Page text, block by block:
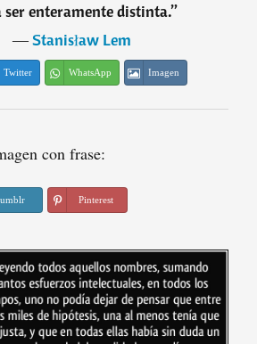
ser enteramente distinta.”
―Stanisław Lem
Twitter WhatsApp Imagen
con frase:
Pinterest